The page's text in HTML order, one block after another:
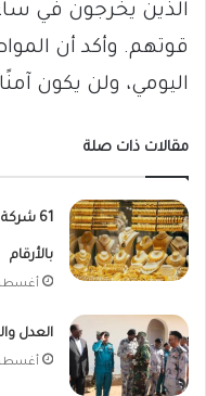
الذين يخرجون في
قوتهم. وأكد أن
اليومي، ولن يكون
مقالات ذات صلة
61
بالأرقام
أغسطس 7,
العدل
أغسطس 7,